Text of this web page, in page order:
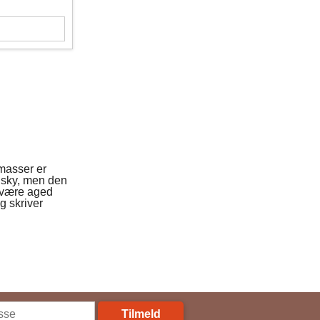
er
men den
aged
skriver
Tilmeld